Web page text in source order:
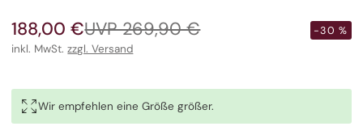
Verkaufspreis
188,00 €
Regulärer
Preis
UVP 269,90 € -30 %
inkl. MwSt.zzgl. Versand
Wir empfehlen eine Größe größer.